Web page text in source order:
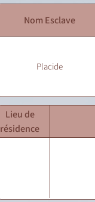
Nom Esclave
Placide
Lieu de
résidence